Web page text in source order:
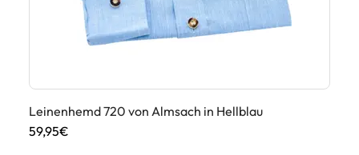
Leinenhemd 720 von Almsach in Hellblau
59,95€